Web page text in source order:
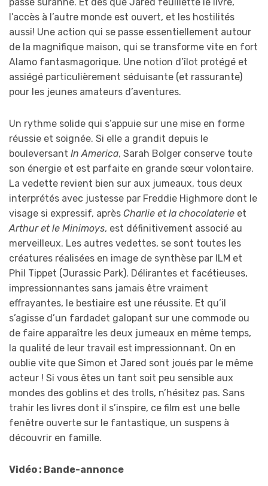
l’accès à l’autre monde est ouvert, et les hostilités
aussi! Une action qui se passe essentiellement autour
de la magnifique maison, qui se transforme vite en fort
Alamo fantasmagorique. Une notion d’îlot protégé et
assiégé particulièrement séduisante (et rassurante)
pour les jeunes amateurs d’aventures.
Un rythme solide qui s’appuie sur une mise en forme
réussie et soignée. Si elle a grandit depuis le
bouleversant In America, Sarah Bolger conserve toute
son énergie et est parfaite en grande sœur volontaire.
La vedette revient bien sur aux jumeaux, tous deux
interprétés avec justesse par Freddie Highmore dont le
visage si expressif, après Charlie et la chocolaterie et
Arthur et le Minimoys, est définitivement associé au
merveilleux. Les autres vedettes, se sont toutes les
créatures réalisées en image de synthèse par ILM et
Phil Tippet (Jurassic Park). Délirantes et facétieuses,
impressionnantes sans jamais être vraiment
effrayantes, le bestiaire est une réussite. Et qu’il
s’agisse d’un fardadet galopant sur une commode ou
de faire apparaître les deux jumeaux en même temps,
la qualité de leur travail est impressionnant. On en
oublie vite que Simon et Jared sont joués par le même
acteur ! Si vous êtes un tant soit peu sensible aux
mondes des goblins et des trolls, n’hésitez pas. Sans
trahir les livres dont il s’inspire, ce film est une belle
fenêtre ouverte sur le fantastique, un suspens à
découvrir en famille.
Vidéo : Bande-annonce